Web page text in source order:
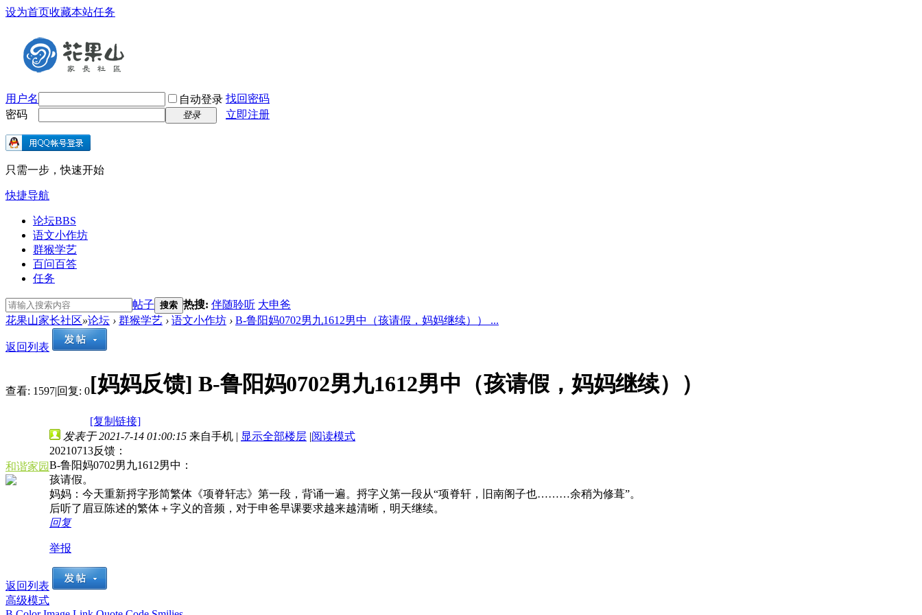
设为首页收藏本站任务
用户名 自动登录 找回密码
密码
登录 立即注册
只需一步，快速开始
快捷导航
论坛BBS
语文小作坊
群猴学艺
百问百答
任务
帖子 搜索 热搜: 伴随聆听 大申爸
花果山家长社区»论坛 › 群猴学艺 › 语文小作坊 › B-鲁阳妈0702男九1612男中（孩请假，妈妈继续）） ...
返回列表
查看: 1597|回复: 0[妈妈反馈] B-鲁阳妈0702男九1612男中（孩请假，妈妈继续））
[复制链接]
和谐家园
发表于 2021-7-14 01:00:15 来自手机 | 显示全部楼层 |阅读模式
20210713反馈：
B-鲁阳妈0702男九1612男中：
孩请假。
妈妈：今天重新捋字形简繁体《项脊轩志》第一段，背诵一遍。捋字义第一段从“项脊轩，旧南阁子也………余稍为修葺”。
后听了眉豆陈述的繁体＋字义的音频，对于申爸早课要求越来越清晰，明天继续。
回复
举报
返回列表
高级模式